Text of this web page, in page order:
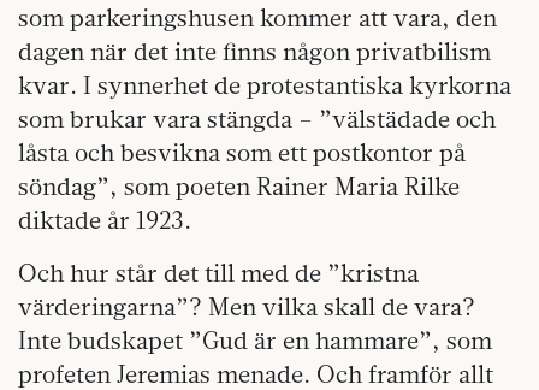
som parkeringshusen kommer att vara, den
dagen när det inte finns någon privatbilism
kvar. I synnerhet de protestantiska kyrkorna
som brukar vara stängda – ”välstädade och
låsta och besvikna som ett postkontor på
söndag”, som poeten Rainer Maria Rilke
diktade år 1923.
Och hur står det till med de ”kristna
värderingarna”? Men vilka skall de vara?
Inte budskapet ”Gud är en hammare”, som
profeten Jeremias menade. Och framför allt